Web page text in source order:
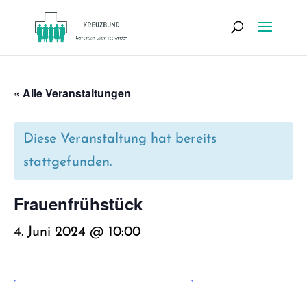
« Alle Veranstaltungen
Diese Veranstaltung hat bereits
stattgefunden.
Frau­en­früh­stück
4. Juni 2024 @ 10:00